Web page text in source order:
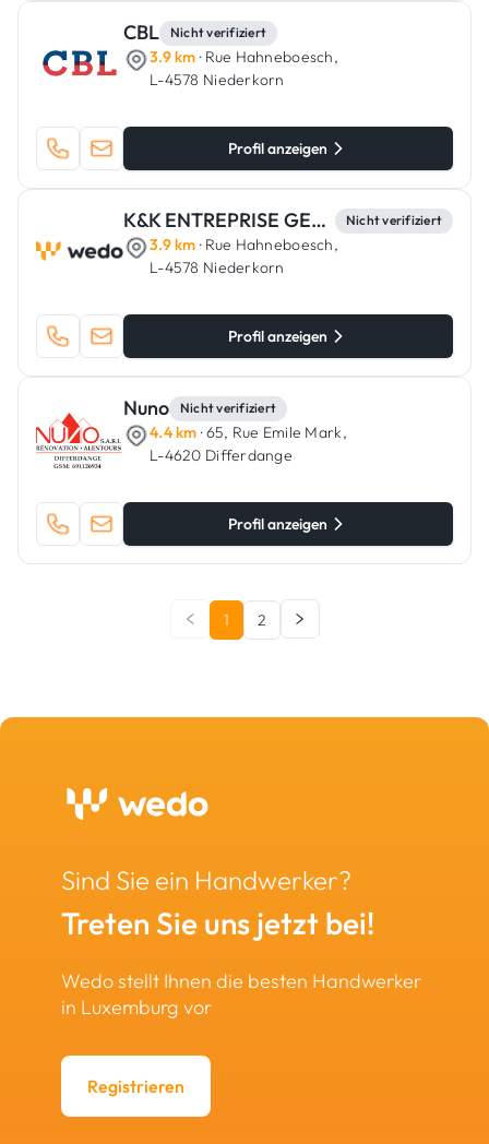
CBL Nicht verifiziert
3.9 km · Rue Hahneboesch,
L-4578 Niederkorn
Profil anzeigen
K&K ENTREPRISE GENERALE Nicht verifiziert
3.9 km · Rue Hahneboesch,
L-4578 Niederkorn
Profil anzeigen
Nuno Nicht verifiziert
4.4 km · 65, Rue Emile Mark,
L-4620 Differdange
Profil anzeigen
1 2
Sind Sie ein Handwerker?
Treten Sie uns jetzt bei!
Wedo stellt Ihnen die besten Handwerker
in Luxemburg vor
Registrieren